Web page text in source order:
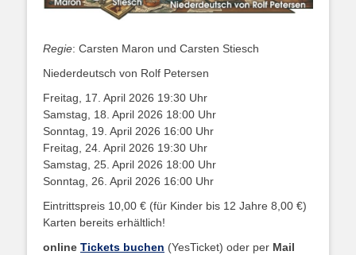
Regie: Carsten Maron und Carsten Stiesch
Niederdeutsch von Rolf Petersen
Freitag, 17. April 2026 19:30 Uhr
Samstag, 18. April 2026 18:00 Uhr
Sonntag, 19. April 2026 16:00 Uhr
Freitag, 24. April 2026 19:30 Uhr
Samstag, 25. April 2026 18:00 Uhr
Sonntag, 26. April 2026 16:00 Uhr
Eintrittspreis 10,00 € (für Kinder bis 12 Jahre 8,00 €)
Karten bereits erhältlich!
online Tickets buchen (YesTicket) oder per Mail